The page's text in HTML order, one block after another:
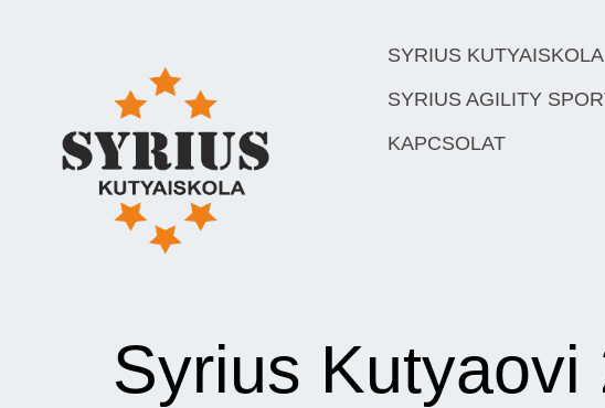
SYRIUS KUTYAISKOLA
SYRIUS AGILITY
KAPCSOLAT
Syrius